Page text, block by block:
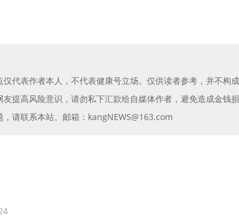
代表作者本人，不代表健康号立场。仅供读者参考，并不构成
提高风险意识，请勿私下汇款给自媒体作者，避免造成金钱
请联系本站。邮箱：kangNEWS@163.com